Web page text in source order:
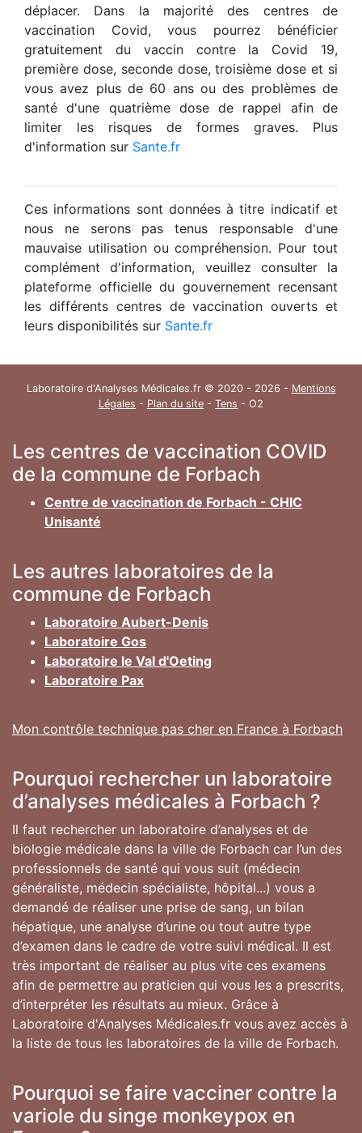
déplacer. Dans la majorité des centres de
vaccination Covid, vous pourrez bénéficier
gratuitement du vaccin contre la Covid 19,
première dose, seconde dose, troisième dose et si
vous avez plus de 60 ans ou des problèmes de
santé d'une quatrième dose de rappel afin de
limiter les risques de formes graves. Plus
d'information sur Sante.fr
Ces informations sont données à titre indicatif et
nous ne serons pas tenus responsable d'une
mauvaise utilisation ou compréhension. Pour tout
complément d'information, veuillez consulter la
plateforme officielle du gouvernement recensant
les différents centres de vaccination ouverts et
leurs disponibilités sur Sante.fr
Laboratoire d'Analyses Médicales.fr © 2020 - 2026 - Mentions
Légales - Plan du site - Tens - O2
Les centres de vaccination COVID
de la commune de Forbach
Centre de vaccination de Forbach - CHIC
Unisanté
Les autres laboratoires de la
commune de Forbach
Laboratoire Aubert-Denis
Laboratoire Gos
Laboratoire le Val d'Oeting
Laboratoire Pax
Mon contrôle technique pas cher en France à Forbach
Pourquoi rechercher un laboratoire
d’analyses médicales à Forbach ?
Il faut rechercher un laboratoire d’analyses et de
biologie médicale dans la ville de Forbach car l’un des
professionnels de santé qui vous suit (médecin
généraliste, médecin spécialiste, hôpital...) vous a
demandé de réaliser une prise de sang, un bilan
hépatique, une analyse d’urine ou tout autre type
d’examen dans le cadre de votre suivi médical. Il est
très important de réaliser au plus vite ces examens
afin de permettre au praticien qui vous les a prescrits,
d’interpréter les résultats au mieux. Grâce à
Laboratoire d'Analyses Médicales.fr vous avez accès à
la liste de tous les laboratoires de la ville de Forbach.
Pourquoi se faire vacciner contre la
variole du singe monkeypox en